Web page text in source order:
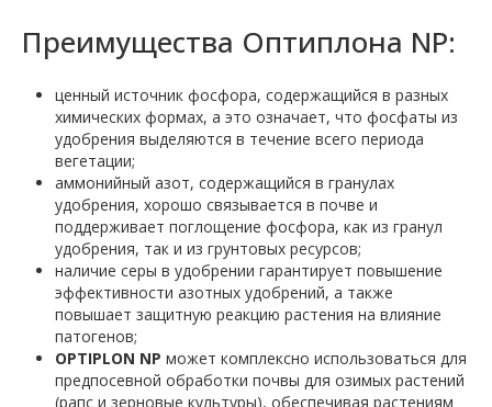
Преимущества Оптиплона NP:
ценный источник фосфора, содержащийся в разных
химических формах, а это означает, что фосфаты из
удобрения выделяются в течение всего периода
вегетации;
аммонийный азот, содержащийся в гранулах
удобрения, хорошо связывается в почве и
поддерживает поглощение фосфора, как из гранул
удобрения, так и из грунтовых ресурсов;
наличие серы в удобрении гарантирует повышение
эффективности азотных удобрений, а также
повышает защитную реакцию растения на влияние
патогенов;
OPTIPLON NP может комплексно использоваться для
предпосевной обработки почвы для озимых растений
(рапс и зерновые культуры), обеспечивая растениям